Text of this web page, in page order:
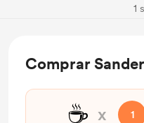
1
Comprar
☕ x 1